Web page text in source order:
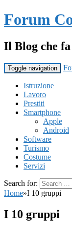
Forum
Il Blog che
Toggle navigation
Istruzione
Lavoro
Prestiti
Smartphone
Apple
Android
Software
Turismo
Costume
Servizi
Search for:
Home»I 10 gruppi
I 10 gruppi